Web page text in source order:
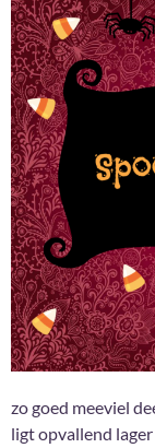
zo goed meeviel
ligt opvallend